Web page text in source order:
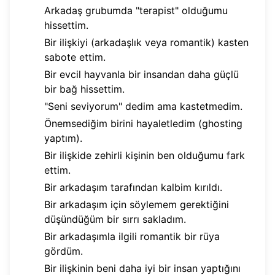
Arkadaş grubumda "terapist" olduğumu
hissettim.
Bir ilişkiyi (arkadaşlık veya romantik) kasten
sabote ettim.
Bir evcil hayvanla bir insandan daha güçlü
bir bağ hissettim.
"Seni seviyorum" dedim ama kastetmedim.
Önemsediğim birini hayaletledim (ghosting
yaptım).
Bir ilişkide zehirli kişinin ben olduğumu fark
ettim.
Bir arkadaşım tarafından kalbim kırıldı.
Bir arkadaşım için söylemem gerektiğini
düşündüğüm bir sırrı sakladım.
Bir arkadaşımla ilgili romantik bir rüya
gördüm.
Bir ilişkinin beni daha iyi bir insan yaptığını